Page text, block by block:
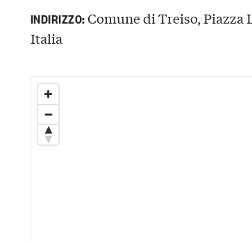
INDIRIZZO:Comune di Treiso, Piazza
Italia